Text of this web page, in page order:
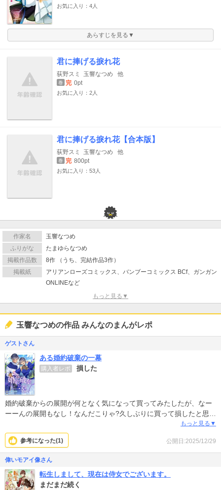
お気に入り：4人
あらすじを見る▼
君に捧げる捩れ花
荻野スミ 玉響なつめ 他
巻 完 0pt
お気に入り：2人
君に捧げる捩れ花【合本版】
荻野スミ 玉響なつめ 他
巻 完 800pt
お気に入り：53人
作家名
玉響なつめ
ふりがな
たまゆらなつめ
掲載作品数
8作 （うち、完結作品3作）
掲載紙
アリアンローズコミックス、バンブーコミックス BCf、ガンガン
ONLINEなど
もっと見る▼
玉響なつめの作品 みんなのまんがレポ
ゲストさん
ある婚約破棄の一幕
購入者レポ 損した
婚約破棄からの展開が何となく気になって買ってみたしたが、なー
ーーんの展開もなし！なんだこりゃ?久しぶりに買って損したと思っ
た漫画でした。本棚に残るのも不愉快だから削除しようと思いま
す。200ポイントで遊びたい人はどうぞです。あ、絵はきれいで
す。
もっと見る▼
公開日:2025/12/29
参考になった(1)
偉いモアイ像さん
転生しまして、現在は侍女でございます。
まだまだ続く